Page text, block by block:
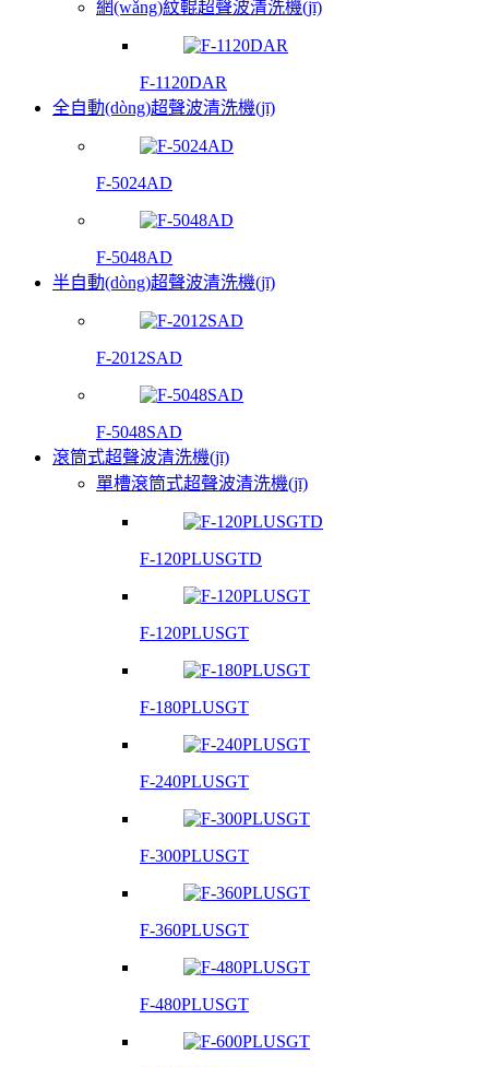
網(wǎng)紋輥超聲波清洗機(jī)
F-1120DAR
全自動(dòng)超聲波清洗機(jī)
F-5024AD
F-5048AD
半自動(dòng)超聲波清洗機(jī)
F-2012SAD
F-5048SAD
滾筒式超聲波清洗機(jī)
單槽滾筒式超聲波清洗機(jī)
F-120PLUSGTD
F-120PLUSGT
F-180PLUSGT
F-240PLUSGT
F-300PLUSGT
F-360PLUSGT
F-480PLUSGT